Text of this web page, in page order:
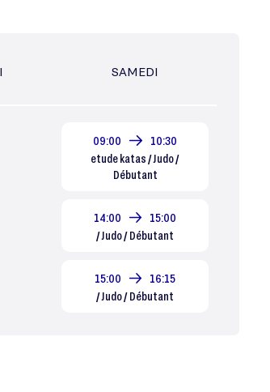
SAMEDI
09:00
10:30
etude katas / Judo /
Débutant
14:00
15:00
/ Judo / Débutant
15:00
16:15
/ Judo / Débutant